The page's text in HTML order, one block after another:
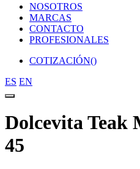
NOSOTROS
MARCAS
CONTACTO
PROFESIONALES
COTIZACIÓN()
ES EN
Dolcevita Teak
45